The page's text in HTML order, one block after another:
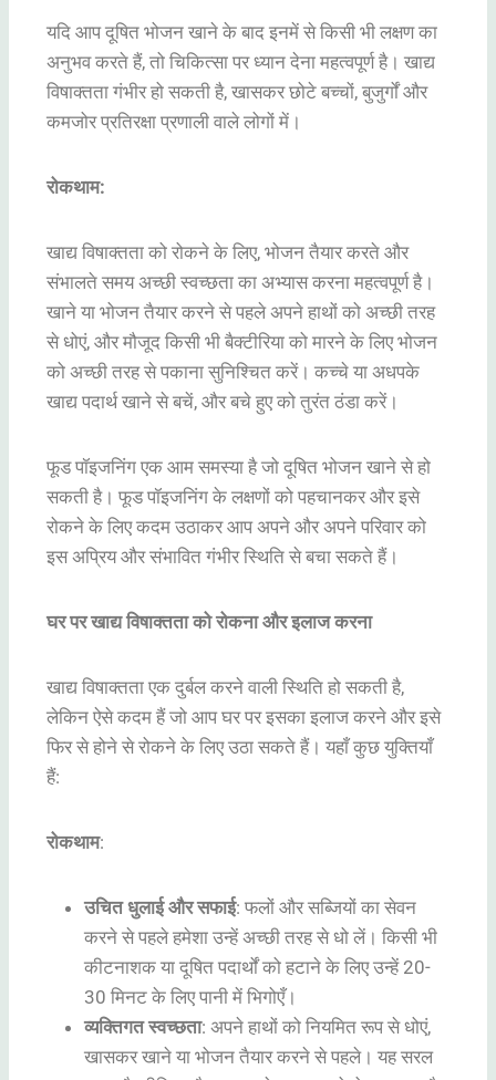
यदि आप दूषित भोजन खाने के बाद इनमें से किसी भी लक्षण का
अनुभव करते हैं, तो चिकित्सा पर ध्यान देना महत्वपूर्ण है। खाद्य
विषाक्तता गंभीर हो सकती है, खासकर छोटे बच्चों, बुजुर्गों और
कमजोर प्रतिरक्षा प्रणाली वाले लोगों में।
रोकथाम:
खाद्य विषाक्तता को रोकने के लिए, भोजन तैयार करते और
संभालते समय अच्छी स्वच्छता का अभ्यास करना महत्वपूर्ण है।
खाने या भोजन तैयार करने से पहले अपने हाथों को अच्छी तरह
से धोएं, और मौजूद किसी भी बैक्टीरिया को मारने के लिए भोजन
को अच्छी तरह से पकाना सुनिश्चित करें। कच्चे या अधपके
खाद्य पदार्थ खाने से बचें, और बचे हुए को तुरंत ठंडा करें।
फूड पॉइजनिंग एक आम समस्या है जो दूषित भोजन खाने से हो
सकती है। फूड पॉइजनिंग के लक्षणों को पहचानकर और इसे
रोकने के लिए कदम उठाकर आप अपने और अपने परिवार को
इस अप्रिय और संभावित गंभीर स्थिति से बचा सकते हैं।
घर पर खाद्य विषाक्तता को रोकना और इलाज करना
खाद्य विषाक्तता एक दुर्बल करने वाली स्थिति हो सकती है,
लेकिन ऐसे कदम हैं जो आप घर पर इसका इलाज करने और इसे
फिर से होने से रोकने के लिए उठा सकते हैं। यहाँ कुछ युक्तियाँ
हैं:
रोकथाम:
उचित धुलाई और सफाई: फलों और सब्जियों का सेवन
करने से पहले हमेशा उन्हें अच्छी तरह से धो लें। किसी भी
कीटनाशक या दूषित पदार्थों को हटाने के लिए उन्हें 20-
30 मिनट के लिए पानी में भिगोएँ।
व्यक्तिगत स्वच्छता: अपने हाथों को नियमित रूप से धोएं,
खासकर खाने या भोजन तैयार करने से पहले। यह सरल